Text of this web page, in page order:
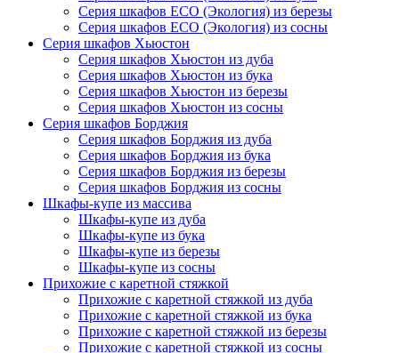
Серия шкафов ECO (Экология) из березы
Серия шкафов ECO (Экология) из сосны
Серия шкафов Хьюстон
Серия шкафов Хьюстон из дуба
Серия шкафов Хьюстон из бука
Серия шкафов Хьюстон из березы
Серия шкафов Хьюстон из сосны
Серия шкафов Борджия
Серия шкафов Борджия из дуба
Серия шкафов Борджия из бука
Серия шкафов Борджия из березы
Серия шкафов Борджия из сосны
Шкафы-купе из массива
Шкафы-купе из дуба
Шкафы-купе из бука
Шкафы-купе из березы
Шкафы-купе из сосны
Прихожие с каретной стяжкой
Прихожие с каретной стяжкой из дуба
Прихожие с каретной стяжкой из бука
Прихожие с каретной стяжкой из березы
Прихожие с каретной стяжкой из сосны